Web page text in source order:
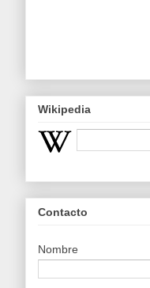
Wikipedia
Contacto
Nombre